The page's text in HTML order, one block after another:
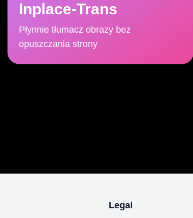
Inplace-Trans
Płynnie tłumacz obrazy bez
opuszczania strony
Legal